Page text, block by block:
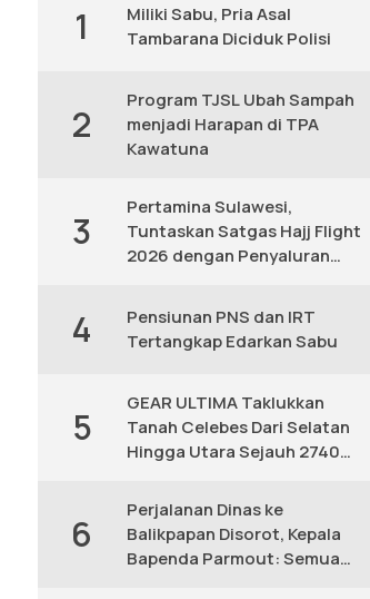
1
Miliki Sabu, Pria Asal
Tambarana Diciduk Polisi
2
Program TJSL Ubah Sampah
menjadi Harapan di TPA
Kawatuna
3
Pertamina Sulawesi,
Tuntaskan Satgas Hajj Flight
2026 dengan Penyaluran
4
Pensiunan PNS dan IRT
Tertangkap Edarkan Sabu
5
GEAR ULTIMA Taklukkan
Tanah Celebes Dari Selatan
Hingga Utara Sejauh 2740
6
Perjalanan Dinas ke
Balikpapan Disorot, Kepala
Bapenda Parmout: Semua